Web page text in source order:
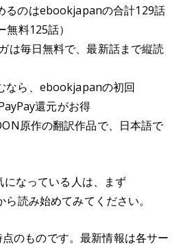
るのはebookjapanの合計129話
無料125話）
は毎日無料で、最新話まで縦読
なら、ebookjapanの初回
還元がお得
原作の翻訳作品で、日本語で
になっている人は、まず
読み始めてみてください。
のものです。最新情報は各サー